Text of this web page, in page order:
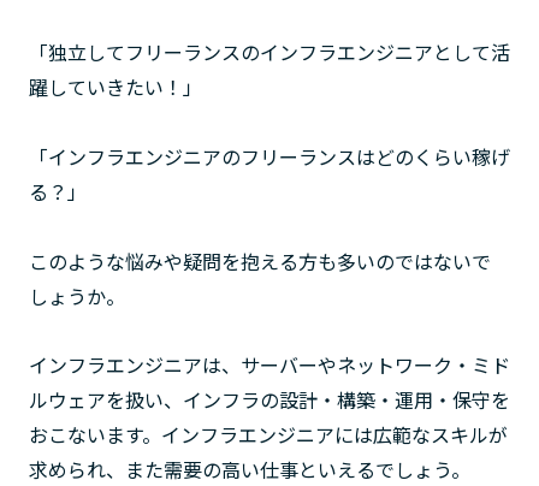
「独立してフリーランスのインフラエンジニアとして活
躍していきたい！」
「インフラエンジニアのフリーランスはどのくらい稼げ
る？」
このような悩みや疑問を抱える方も多いのではないで
しょうか。
インフラエンジニアは、サーバーやネットワーク・ミド
ルウェアを扱い、インフラの設計・構築・運用・保守を
おこないます。インフラエンジニアには広範なスキルが
求められ、また需要の高い仕事といえるでしょう。